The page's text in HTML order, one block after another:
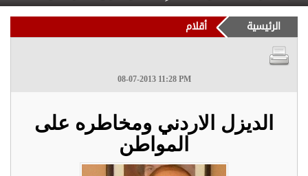
الرئيسية أقلام
08-07-2013 11:28 PM
الديزل الاردني ومخاطره على
المواطن